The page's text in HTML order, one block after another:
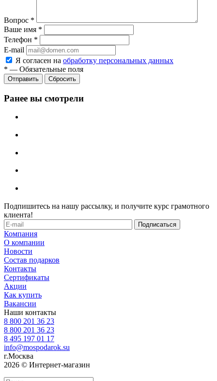
Вопрос *
Ваше имя *
Телефон *
E-mail
Я согласен на обработку персональных данных
* — Обязательные поля
Отправить Сбросить
Ранее вы смотрели
Подпишитесь на нашу рассылку, и получите курс грамотного
клиента!
Компания
О компании
Новости
Состав подарков
Контакты
Сертификаты
Акции
Как купить
Вакансии
Наши контакты
8 800 201 36 23
8 800 201 36 23
8 495 197 01 17
info@mospodarok.su
г.Москва
2026 © Интернет-магазин